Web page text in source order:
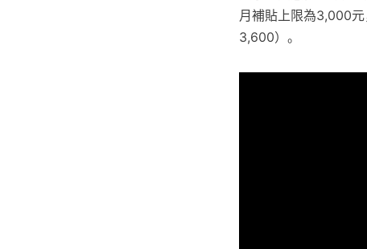
月補貼上限為3,000
3,600）。